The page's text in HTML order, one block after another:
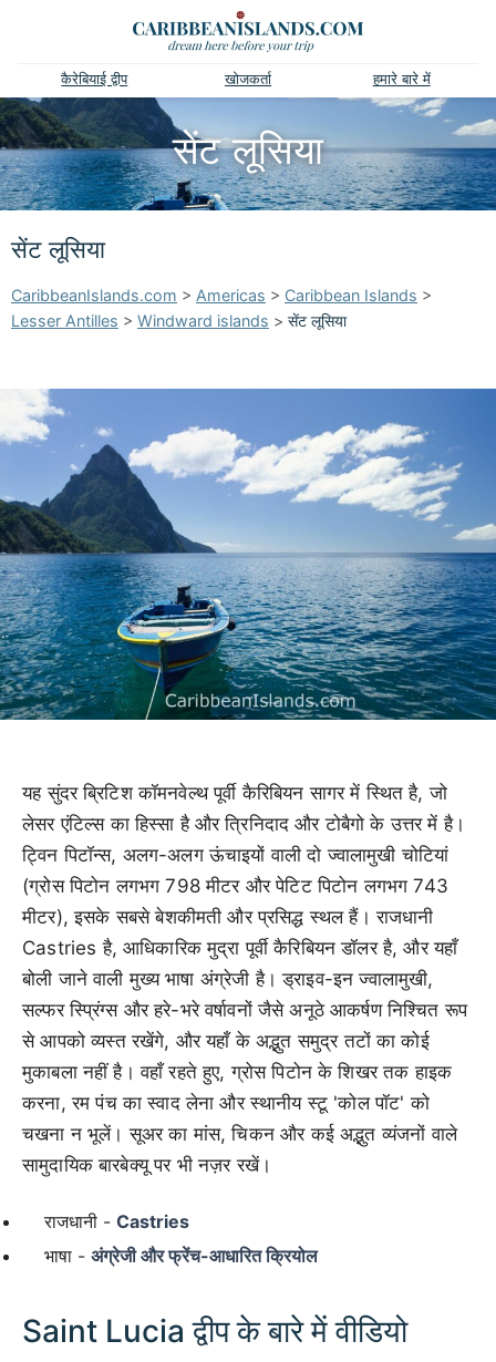
कैरेबियाई द्वीप खोजकर्ता हमारे बारे में
सेंट लूसिया
सेंट लूसिया
CaribbeanIslands.com > Americas > Caribbean Islands >
Lesser Antilles > Windward islands > सेंट लूसिया
यह सुंदर ब्रिटिश कॉमनवेल्थ पूर्वी कैरिबियन सागर में स्थित है, जो
लेसर एंटिल्स का हिस्सा है और त्रिनिदाद और टोबैगो के उत्तर में है।
ट्विन पिटॉन्स, अलग-अलग ऊंचाइयों वाली दो ज्वालामुखी चोटियां
(ग्रोस पिटोन लगभग 798 मीटर और पेटिट पिटोन लगभग 743
मीटर), इसके सबसे बेशकीमती और प्रसिद्ध स्थल हैं। राजधानी
Castries है, आधिकारिक मुद्रा पूर्वी कैरिबियन डॉलर है, और यहाँ
बोली जाने वाली मुख्य भाषा अंग्रेजी है। ड्राइव-इन ज्वालामुखी,
सल्फर स्प्रिंग्स और हरे-भरे वर्षावनों जैसे अनूठे आकर्षण निश्चित रूप
से आपको व्यस्त रखेंगे, और यहाँ के अद्भुत समुद्र तटों का कोई
मुकाबला नहीं है। वहाँ रहते हुए, ग्रोस पिटोन के शिखर तक हाइक
करना, रम पंच का स्वाद लेना और स्थानीय स्टू 'कोल पॉट' को
चखना न भूलें। सूअर का मांस, चिकन और कई अद्भुत व्यंजनों वाले
सामुदायिक बारबेक्यू पर भी नज़र रखें।
राजधानी - Castries
भाषा - अंग्रेजी और फ्रेंच-आधारित क्रियोल
Saint Lucia द्वीप के बारे में वीडियो